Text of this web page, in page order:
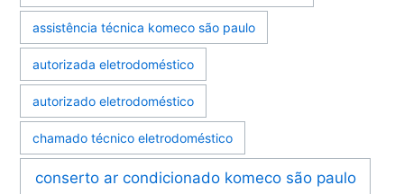
assistência técnica komeco são paulo
autorizada eletrodoméstico
autorizado eletrodoméstico
chamado técnico eletrodoméstico
conserto ar condicionado komeco são paulo